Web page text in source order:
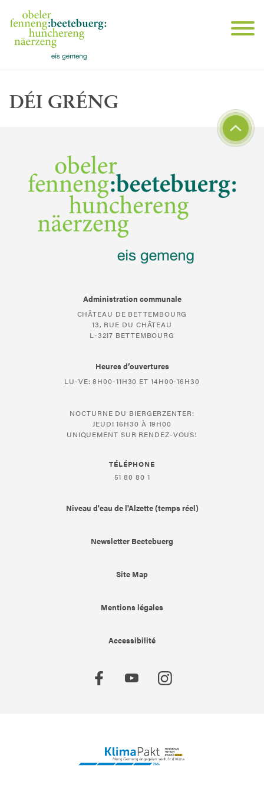
DÉI GRÉNG
Administration communale
CHÂTEAU DE BETTEMBOURG
13, RUE DU CHÂTEAU
L-3217 BETTEMBOURG
Heures d’ouvertures
LU-VE: 8H00-11H30 ET 14H00-16H30
NOCTURNE DU BIERGERZENTER:
JEUDI 16H30 À 19H00
UNIQUEMENT SUR RENDEZ-VOUS!
TÉLÉPHONE
51 80 80 1
Niveau d'eau de l'Alzette (temps réel)
Newsletter Beetebuerg
Site Map
Mentions légales
Accessibilité